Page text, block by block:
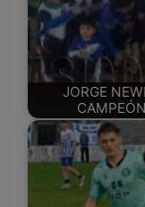
JORGE